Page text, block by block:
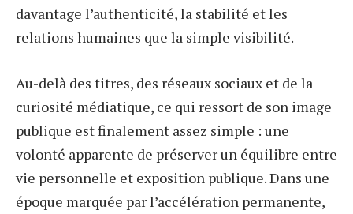
davantage l’authenticité, la stabilité et les
relations humaines que la simple visibilité.
Au-delà des titres, des réseaux sociaux et de la
curiosité médiatique, ce qui ressort de son image
publique est finalement assez simple : une
volonté apparente de préserver un équilibre entre
vie personnelle et exposition publique. Dans une
époque marquée par l’accélération permanente,